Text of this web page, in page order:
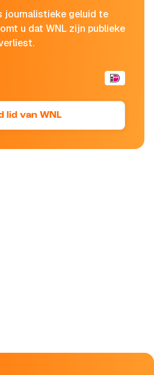
journalistieke geluid te
u dat WNL zijn publieke
lid van WNL